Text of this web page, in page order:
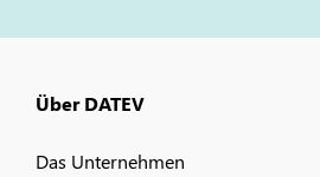
Über DATEV
Das Unternehmen